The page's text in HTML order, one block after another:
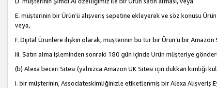
E. müşterinin bir Ürün’ü alışveriş sepetine ekleyerek ve söz konusu
veya,
F. Dijital Ürünlere ilişkin olarak, müşterinin bu tür bir Ürün’ü bir Amazon
iii. Satın alma işleminden sonraki 180 gün içinde Ürün müşteriye
(b) Alexa beceri Sitesi (yalnızca Amazon UK Sitesi için dükkan kimliği
i. bir müşterinin, Associateskimliğinizle etiketlenmiş bir Alexa Alışveriş